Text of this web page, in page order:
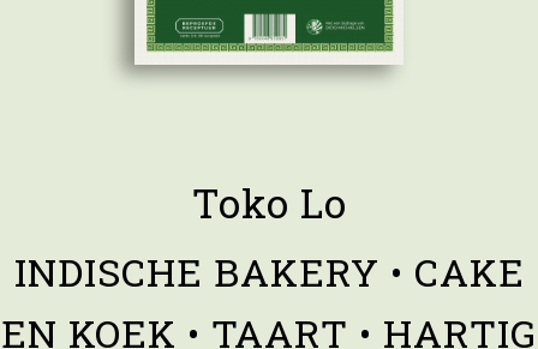
Toko Lo
INDISCHE BAKERY • CAKE
EN KOEK • TAART • HARTIG